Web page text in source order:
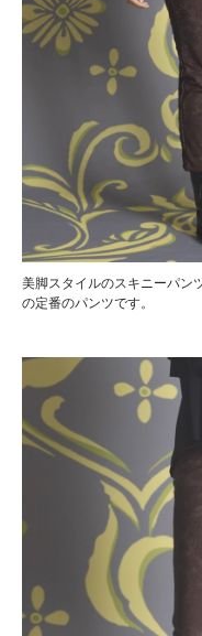
美脚スタイルのスキニーパン
の定番のパンツです。